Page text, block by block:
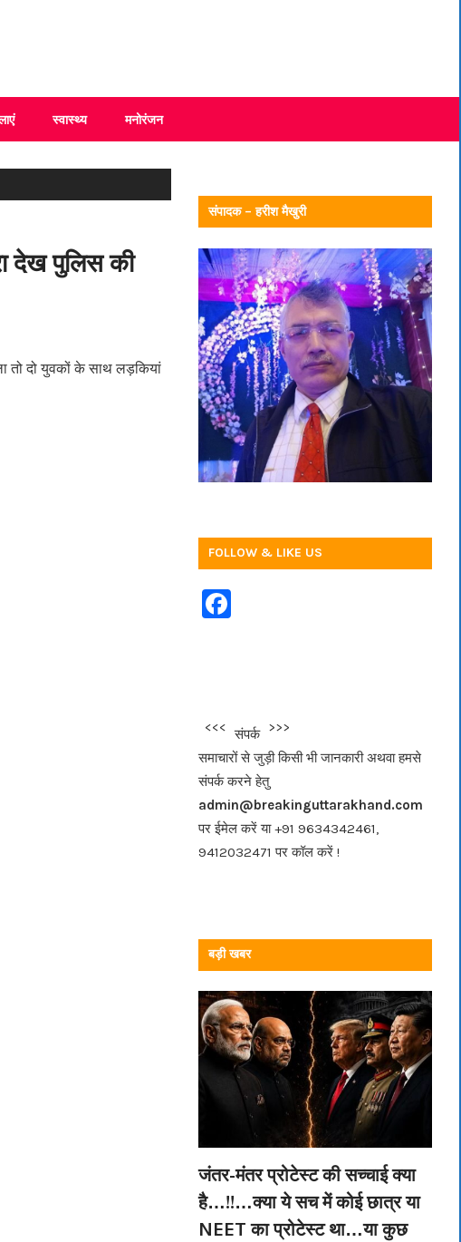
स्वास्थ्य मनोरंजन
देख पुलिस की
तो दो युवकों के साथ लड़कियां
संपादक – हरीश मैखुरी
FOLLOW & LIKE US
F
b
o
o
k
<<<संपर्क>>>
समाचारों से जुड़ी किसी भी जानकारी अथवा हमसे
संपर्क करने हेतु
admin@breakinguttarakhand.com
पर ईमेल करें या +91 9634342461,
9412032471 पर कॉल करें !
बड़ी खबर
जंतर-मंतर प्रोटेस्ट की सच्चाई क्या
है…!!…क्या ये सच में कोई छात्र या
NEET का प्रोटेस्ट था…या कुछ